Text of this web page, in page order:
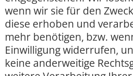
wenn wir sie für den
diese erhoben und
mehr benötigen, bzw.
Einwilligung widerrufen,
keine anderweitige